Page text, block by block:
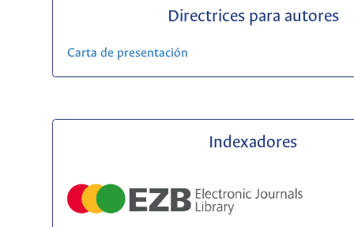
Directrices para autores
Carta de presentación
Indexadores